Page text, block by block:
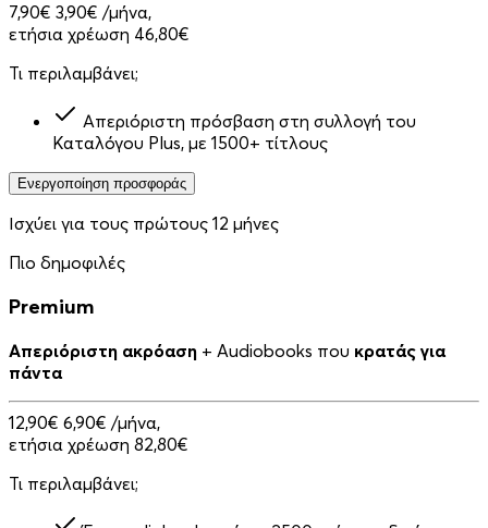
7,90€ 3,90€ /μήνα,
ετήσια χρέωση 46,80€
Τι περιλαμβάνει;
Απεριόριστη πρόσβαση στη συλλογή του
Καταλόγου Plus, με 1500+ τίτλους
Ενεργοποίηση προσφοράς
Ισχύει για τους πρώτους 12 μήνες
Πιο δημοφιλές
Premium
Απεριόριστη ακρόαση + Audiobooks που κρατάς για
πάντα
12,90€ 6,90€ /μήνα,
ετήσια χρέωση 82,80€
Τι περιλαμβάνει;